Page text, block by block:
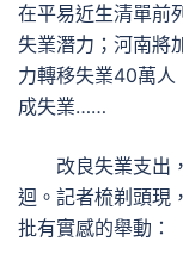
在平易近生清單前
失業潛力；河南將
力轉移失業40萬人
成失業……
改良失業支出
迴。記者梳剃頭現
批有實感的舉動：